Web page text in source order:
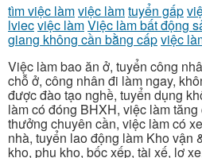
tìm việc làmviệc làmtuyển gấp
lviecviệc làmViệc làm bất động
giang không cần bằng cấpviệc
Việc làm bao ăn ở, tuyển công
chỗ ở, công nhân đi làm ngay,
được đào tạo nghề, tuyển dụng
làm có đóng BHXH, việc làm
thưởng chuyên cần, việc làm có
nhà, tuyển lao động làm Kho vận
kho, phụ kho, bốc xếp, tài xế, lơ